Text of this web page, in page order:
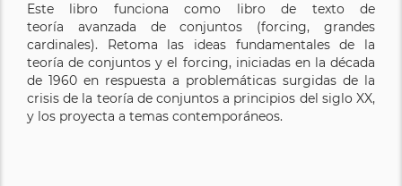
Este libro funciona como libro de texto de
teoría avanzada de conjuntos (forcing, grandes
cardinales). Retoma las ideas fundamentales de la
teoría de conjuntos y el forcing, iniciadas en la década
de 1960 en respuesta a problemáticas surgidas de la
crisis de la teoría de conjuntos a principios del siglo XX,
y los proyecta a temas contemporáneos.